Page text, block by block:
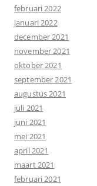
februari 2022
januari 2022
december 2021
november 2021
oktober 2021
september 2021
augustus 2021
juli 2021
juni 2021
mei 2021
april 2021
maart 2021
februari 2021